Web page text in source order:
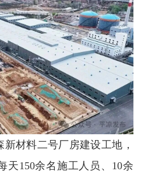
材料二号厂房建设工地，
天150余名施工人员、10余